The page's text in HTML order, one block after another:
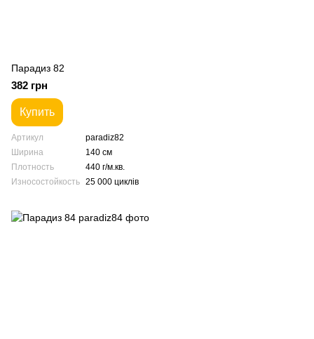
Парадиз 82
382 грн
Купить
Артикул
paradiz82
Ширина
140 см
Плотность
440 г/м.кв.
Износостойкость 25 000 циклів